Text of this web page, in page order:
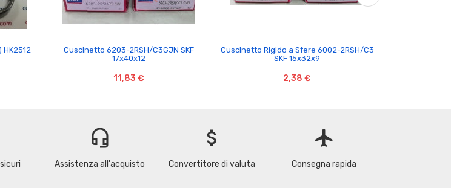

Cuscinetto 6203-2RSH/C3GJN SKF
17x40x12
11,83 €

Cuscinetto Rigido a Sfere 6002-2RSH/C3
SKF 15x32x9
2,38 €
headset_mic
Assistenza all'acquisto
attach_money
Convertitore di valuta
flight
Consegna rapida